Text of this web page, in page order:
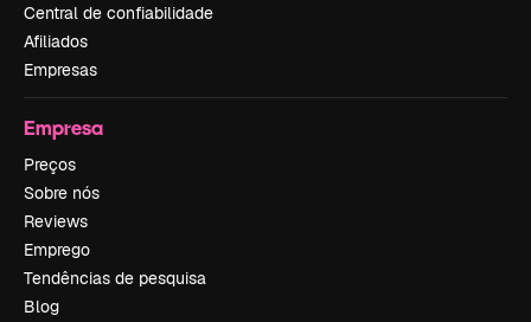
Central de confiabilidade
Afiliados
Empresas
Empresa
Preços
Sobre nós
Reviews
Emprego
Tendências de pesquisa
Blog